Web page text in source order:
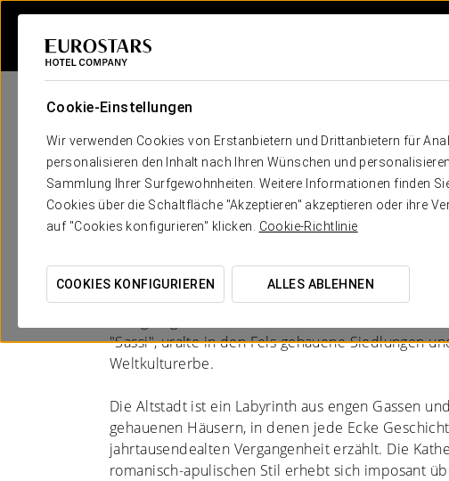
Cookie-Einstellungen
Wir verwenden Cookies von Erstanbietern und Drittanbietern für
personalisieren den Inhalt nach Ihren Wünschen und
Sammlung Ihrer Surfgewohnheiten. Weitere Informationen finden
Cookies über die Schaltfläche "Akzeptieren" akzeptieren oder ihre
auf "Cookies konfigurieren" klicken. Cookie-Richtlinie
COOKIES KONFIGURIEREN ALLES ABLEHNEN
Hotele në Matera
Matera, eine der ältesten Städte der Welt,
"Sassi", uralte in den Fels gehauene Siedlungen
Weltkulturerbe.
Die Altstadt ist ein Labyrinth aus engen Gassen
gehauenen Häusern, in denen jede Ecke
jahrtausendealten Vergangenheit erzählt. Die
romanisch-apulischen Stil erhebt sich imposant